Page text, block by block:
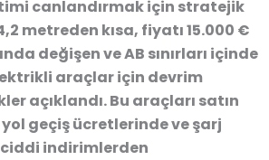
canlandırmak için stratejik
metreden kısa, fiyatı15.000 €
değişen ve AB sınırları içinde
araçlar için devrim
açıklandı. Bu araçları satın
geçiş ücretlerinde ve şarj
indirimlerden